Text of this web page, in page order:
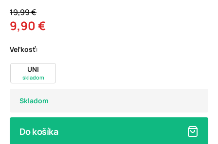
19,99 €
9,90 €
Veľkosť:
UNI
skladom
Skladom
Do košíka